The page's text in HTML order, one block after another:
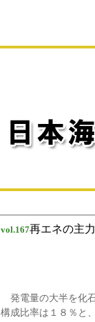
vol.167再エネの主
発電量の大半を化
構成比率は１８％と